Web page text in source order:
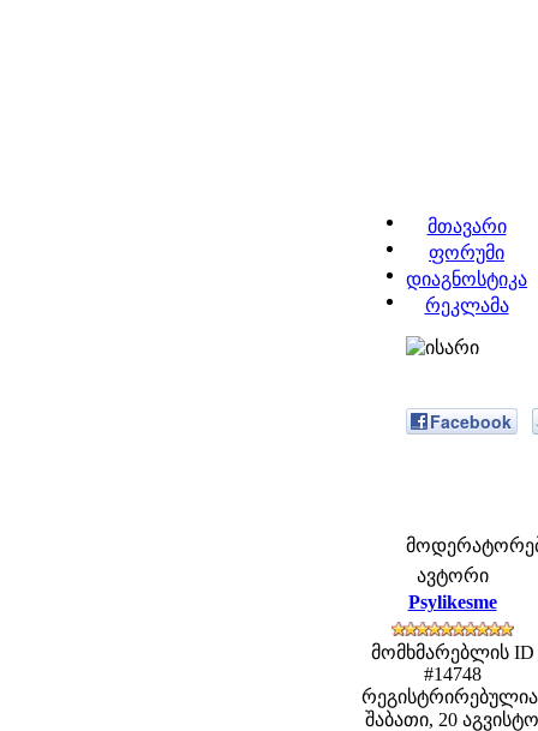
მთავარი
ფორუმი
დიაგნოსტიკა
რეკლამა
Facebook
ავტორი
Psylikesme
მომხმარებლის ID
#14748
შაბათი, 20 აგვისტო